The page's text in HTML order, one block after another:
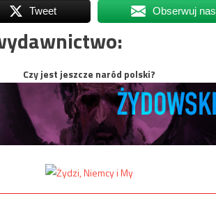
Tweet Obserwuj nas
Czy jest jeszcze naród polski?